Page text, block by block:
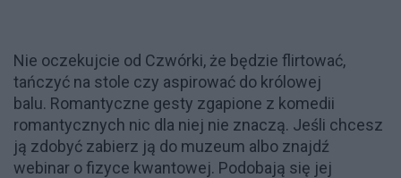
Nie oczekujcie od Czwórki, że będzie flirtować,
tańczyć na stole czy aspirować do królowej
balu. Romantyczne gesty zgapione z komedii
romantycznych nic dla niej nie znaczą. Jeśli chcesz
ją zdobyć zabierz ją do muzeum albo znajdź
webinar o fizyce kwantowej. Podobają się jej